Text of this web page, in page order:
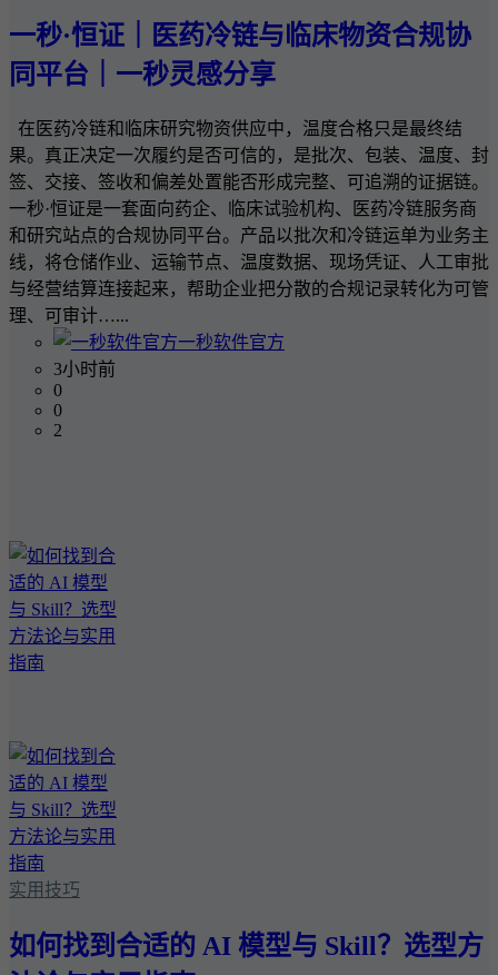
一秒·恒证｜医药冷链与临床物资合规协
同平台｜一秒灵感分享
在医药冷链和临床研究物资供应中，温度合格只是最终结
果。真正决定一次履约是否可信的，是批次、包装、温度、封
签、交接、签收和偏差处置能否形成完整、可追溯的证据链。
一秒·恒证是一套面向药企、临床试验机构、医药冷链服务商
和研究站点的合规协同平台。产品以批次和冷链运单为业务主
线，将仓储作业、运输节点、温度数据、现场凭证、人工审批
与经营结算连接起来，帮助企业把分散的合规记录转化为可管
理、可审计…...
一秒软件官方
3小时前
0
0
2
实用技巧
如何找到合适的 AI 模型与 Skill？选型方